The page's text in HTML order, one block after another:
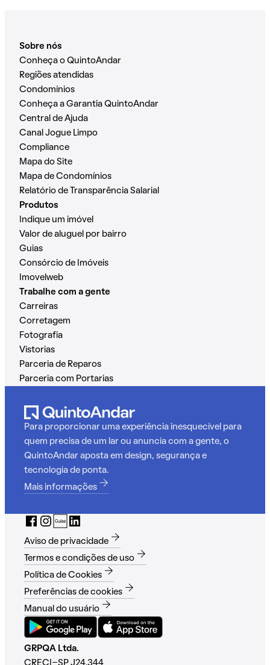
Sobre nós
Conheça o QuintoAndar
Regiões atendidas
Condomínios
Conheça a Garantia QuintoAndar
Central de Ajuda
Canal Jogue Limpo
Compliance
Mapa do Site
Mapa de Condomínios
Relatório de Transparência Salarial
Produtos
Indique um imóvel
Valor de aluguel por bairro
Guias
Consórcio de Imóveis
Imovelweb
Trabalhe com a gente
Carreiras
Corretagem
Fotografia
Vistorias
Parceria de Reparos
Parceria com Portarias
Para proporcionar uma experiência inesquecível para
quem precisa de um lar ou anuncia com a gente, o
QuintoAndar aposta em design, segurança e
tecnologia de ponta.
Mais informações
Aviso de privacidade
Termos e condições de uso
Política de Cookies
Preferências de cookies
Manual do usuário
GRPQA Ltda.